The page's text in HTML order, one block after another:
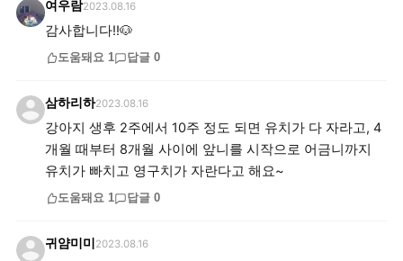
여우람2023.08.16
감사합니다!!🐶
도움돼요 1 답글 0
삼하리하2023.08.16
강아지 생후 2주에서 10주 정도 되면 유치가 다 자라고, 4
개월 때부터 8개월 사이에 앞니를 시작으로 어금니까지
유치가 빠치고 영구치가 자란다고 해요~
도움돼요 1 답글 0
귀얌미미 2023.08.16